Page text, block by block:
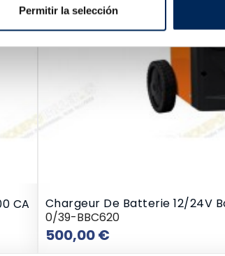
Permitir la selección
CA
Chargeur De Batterie 12/24V
0/39-BBC620
500,00 €Prix